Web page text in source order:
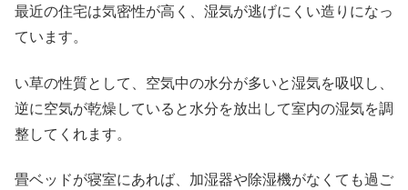
最近の住宅は気密性が高く、湿気が逃げにくい造りになっ
ています。
い草の性質として、空気中の水分が多いと湿気を吸収し、
逆に空気が乾燥していると水分を放出して室内の湿気を調
整してくれます。
畳ベッドが寝室にあれば、加湿器や除湿機がなくても過ご